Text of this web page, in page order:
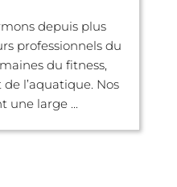
depuis plus
professionnels du
du fitness,
l’aquatique. Nos
une large ...